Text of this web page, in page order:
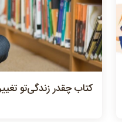
کتاب چقدر زندگی‌تو